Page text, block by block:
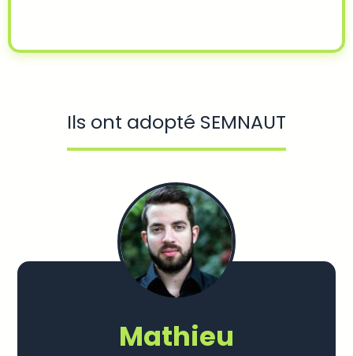
Ils ont adopté SEMNAUT
Mathieu